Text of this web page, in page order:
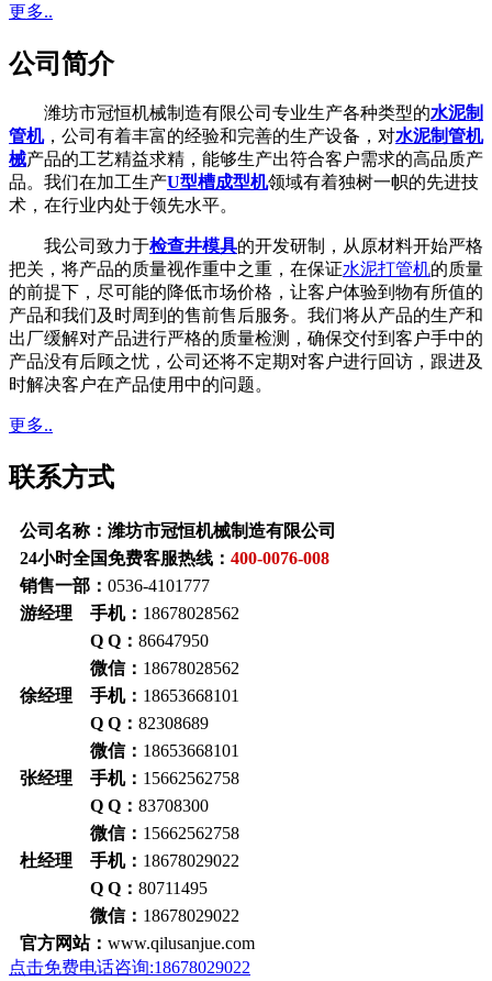
更多..
公司简介
潍坊市冠恒机械制造有限公司专业生产各种类型的水泥制
管机，公司有着丰富的经验和完善的生产设备，对水泥制管机
械产品的工艺精益求精，能够生产出符合客户需求的高品质产
品。我们在加工生产U型槽成型机领域有着独树一帜的先进技
术，在行业内处于领先水平。
我公司致力于检查井模具的开发研制，从原材料开始严格
把关，将产品的质量视作重中之重，在保证水泥打管机的质量
的前提下，尽可能的降低市场价格，让客户体验到物有所值的
产品和我们及时周到的售前售后服务。我们将从产品的生产和
出厂缓解对产品进行严格的质量检测，确保交付到客户手中的
产品没有后顾之忧，公司还将不定期对客户进行回访，跟进及
时解决客户在产品使用中的问题。
更多..
联系方式
公司名称：潍坊市冠恒机械制造有限公司
24小时全国免费客服热线： 400-0076-008
销售一部： 0536-4101777
游经理 手机： 18678028562
Q Q： 86647950
微信： 18678028562
徐经理 手机： 18653668101
Q Q： 82308689
微信： 18653668101
张经理 手机： 15662562758
Q Q： 83708300
微信： 15662562758
杜经理 手机： 18678029022
Q Q： 80711495
微信： 18678029022
官方网站： www.qilusanjue.com
点击免费电话咨询:18678029022